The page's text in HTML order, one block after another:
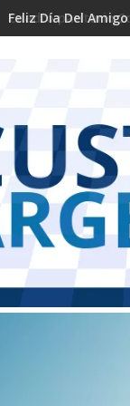
Feliz Día Del Amigo